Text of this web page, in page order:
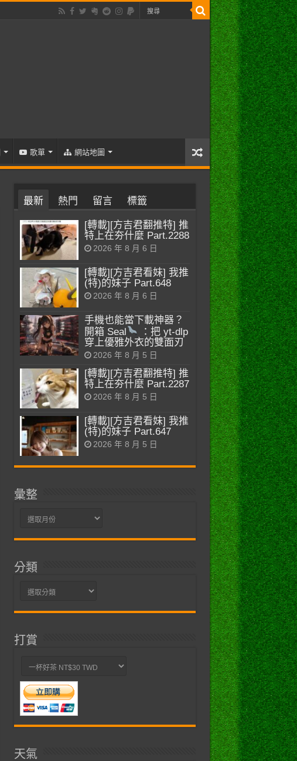
歌單 網站地圖
最新 熱門 留言 標籤
[轉載][方吉君翻推特] 推
特上在夯什麼 Part.2288
2026 年 8 月 6 日
[轉載][方吉君看妹] 我推
(特)的妹子 Part.648
2026 年 8 月 6 日
手機也能當下載神器？
開箱 Seal
：把 yt-dlp
穿上優雅外衣的雙面刃
2026 年 8 月 5 日
[轉載][方吉君翻推特] 推
特上在夯什麼 Part.2287
2026 年 8 月 5 日
[轉載][方吉君看妹] 我推
(特)的妹子 Part.647
2026 年 8 月 5 日
彙整
彙
分類
分
打賞
天氣